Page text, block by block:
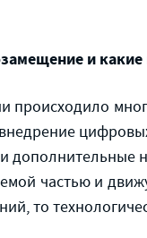
и
происходило
дополнительные
частью и
то